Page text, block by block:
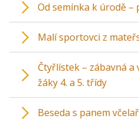
Od semínka k úrodě
Malí sportovci z
Čtyřlístek – zábavná a
žáky 4. a 5. třídy
Beseda s panem